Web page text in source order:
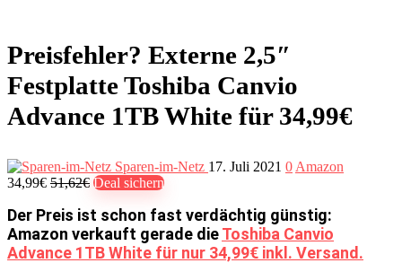
Preisfehler? Externe 2,5″
Festplatte Toshiba Canvio
Advance 1TB White für 34,99€
Sparen-im-Netz 17. Juli 2021 0 Amazon
34,99€ 51,62€ Deal sichern
Der Preis ist schon fast verdächtig günstig:
Amazon verkauft gerade dieToshiba Canvio
Advance 1TB White für nur 34,99€ inkl. Versand.